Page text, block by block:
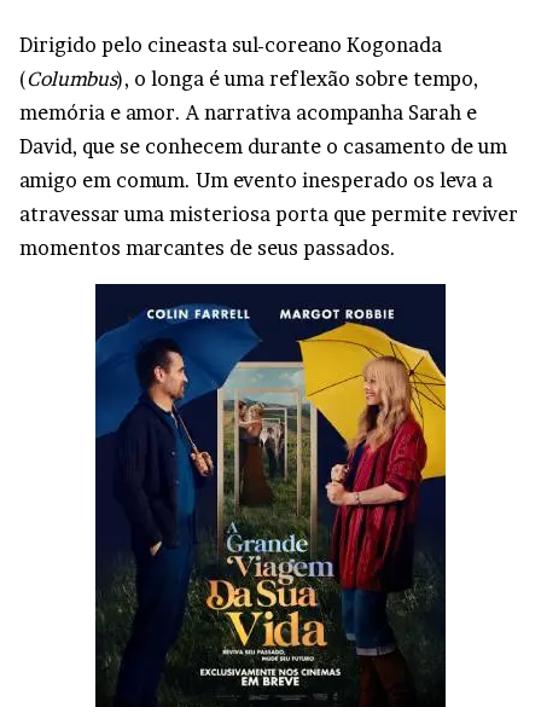
Dirigido pelo cineasta sul-coreano Kogonada
(Columbus), o longa é uma reflexão sobre tempo,
memória e amor. A narrativa acompanha Sarah e
David, que se conhecem durante o casamento de um
amigo em comum. Um evento inesperado os leva a
atravessar uma misteriosa porta que permite reviver
momentos marcantes de seus passados.